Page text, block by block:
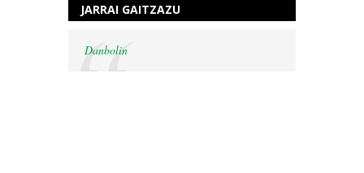
JARRAI GAITZAZU
Danbolin